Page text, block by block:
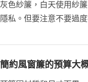
灰色紗簾，白天使用紗
隱私。但要注意不要過
簡約風窗簾的預算大